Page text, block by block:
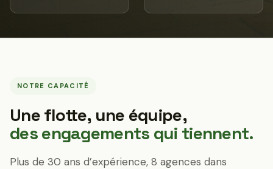
NOTRE CAPACITÉ
Une flotte, une équipe,
des engagements qui tiennent.
Plus de 30 ans d’expérience, 8 agences dans